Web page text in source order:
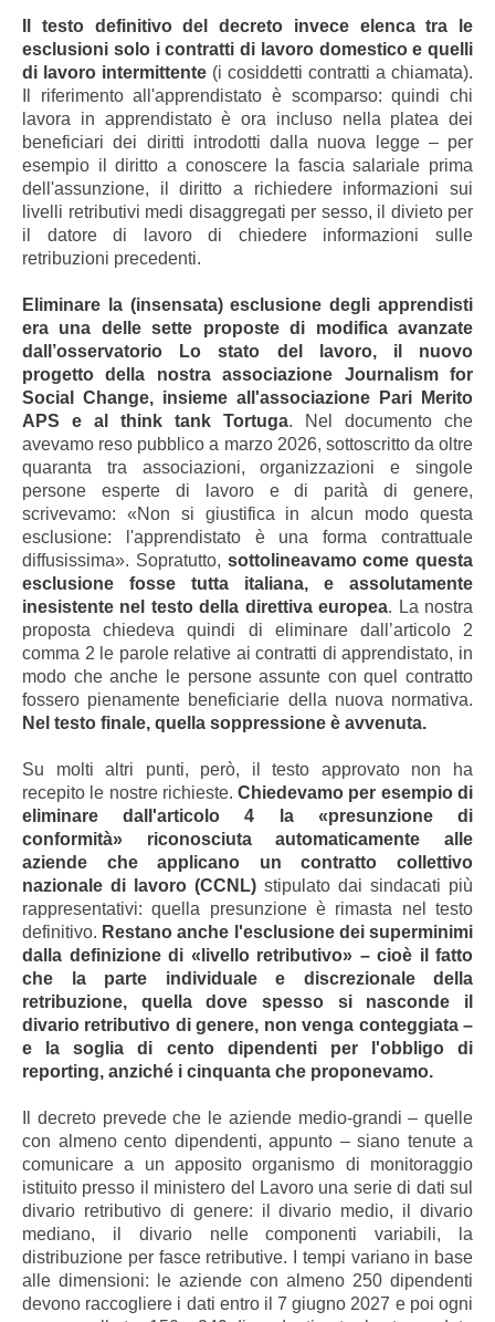
Il testo definitivo del decreto invece elenca tra le
esclusioni solo i contratti di lavoro domestico e quelli
di lavoro intermittente (i cosiddetti contratti a chiamata).
Il riferimento all'apprendistato è scomparso: quindi chi
lavora in apprendistato è ora incluso nella platea dei
beneficiari dei diritti introdotti dalla nuova legge – per
esempio il diritto a conoscere la fascia salariale prima
dell'assunzione, il diritto a richiedere informazioni sui
livelli retributivi medi disaggregati per sesso, il divieto per
il datore di lavoro di chiedere informazioni sulle
retribuzioni precedenti.
Eliminare la (insensata) esclusione degli apprendisti
era una delle sette proposte di modifica avanzate
dall’osservatorio Lo stato del lavoro, il nuovo
progetto della nostra associazione Journalism for
Social Change, insieme all'associazione Pari Merito
APS e al think tank Tortuga. Nel documento che
avevamo reso pubblico a marzo 2026, sottoscritto da oltre
quaranta tra associazioni, organizzazioni e singole
persone esperte di lavoro e di parità di genere,
scrivevamo: «Non si giustifica in alcun modo questa
esclusione: l'apprendistato è una forma contrattuale
diffusissima». Sopratutto, sottolineavamo come questa
esclusione fosse tutta italiana, e assolutamente
inesistente nel testo della direttiva europea. La nostra
proposta chiedeva quindi di eliminare dall’articolo 2
comma 2 le parole relative ai contratti di apprendistato, in
modo che anche le persone assunte con quel contratto
fossero pienamente beneficiarie della nuova normativa.
Nel testo finale, quella soppressione è avvenuta.
Su molti altri punti, però, il testo approvato non ha
recepito le nostre richieste.Chiedevamo per esempio di
eliminare dall'articolo 4 la «presunzione di
conformità» riconosciuta automaticamente alle
aziende che applicano un contratto collettivo
nazionale di lavoro (CCNL) stipulato dai sindacati più
rappresentativi: quella presunzione è rimasta nel testo
definitivo. Restano anche l'esclusione dei superminimi
dalla definizione di «livello retributivo» – cioè il fatto
che la parte individuale e discrezionale della
retribuzione, quella dove spesso si nasconde il
divario retributivo di genere, non venga conteggiata –
e la soglia di cento dipendenti per l'obbligo di
reporting, anziché i cinquanta che proponevamo.
Il decreto prevede che le aziende medio-grandi – quelle
con almeno cento dipendenti, appunto – siano tenute a
comunicare a un apposito organismo di monitoraggio
istituito presso il ministero del Lavoro una serie di dati sul
divario retributivo di genere: il divario medio, il divario
mediano, il divario nelle componenti variabili, la
distribuzione per fasce retributive. I tempi variano in base
alle dimensioni: le aziende con almeno 250 dipendenti
devono raccogliere i dati entro il 7 giugno 2027 e poi ogni